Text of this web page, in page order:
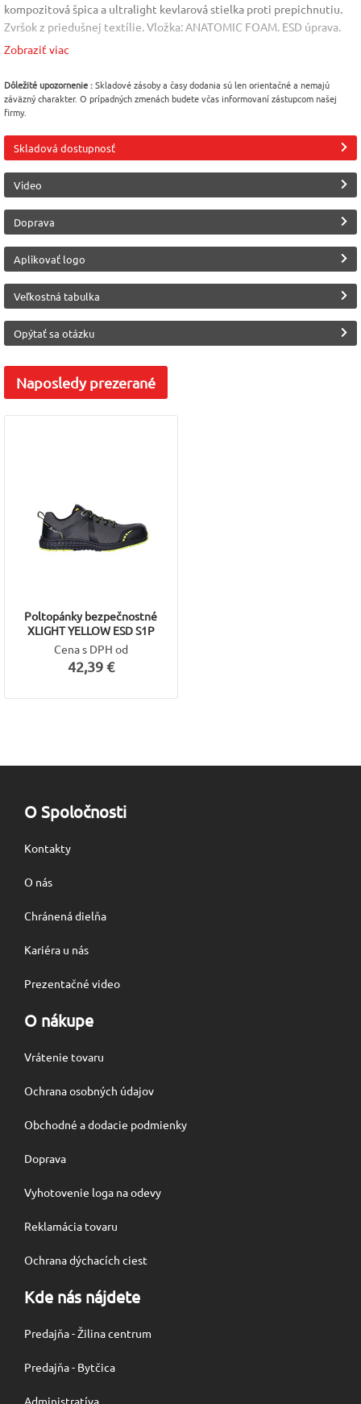
kompozitová špica a ultralight kevlarová stielka proti prepichnutiu.
Zvršok z priedušnej textílie. Vložka: ANATOMIC FOAM. ESD úprava.
Materiál: textília. Podšívka: priedušná textília. Podrážka: vysoko
5-1:2016. Veľkosti: 36 - 48.
Norma
Norma
Vlastnosť
Podrážka
EVA/guma
Veľkosť
Bezpečnostné prvky
proti prepichnutiu
Bezpečnostné prvky
Kompozitová špica
Protišmykovosť
Výrobca
Zvršok obuvi
Textil
Trieda ochrany
S1P
Zobraziť viac
Dôležité upozornenie :Skladové zásoby a časy dodania sú len orientačné a nemajú
záväzný charakter. O prípadných zmenách budete včas informovaní zástupcom našej
firmy.
Skladová dostupnosť
Video
Doprava
Aplikovať logo
Veľkostná tabulka
Opýtať sa otázku
Naposledyprezerané
Poltopánky bezpečnostné
XLIGHT YELLOW ESD S1P
Cena s DPH od
42,39 €
O Spoločnosti
Kontakty
O nás
Chránená dielňa
Kariéra u nás
Prezentačné video
O nákupe
Vrátenie tovaru
Ochrana osobných údajov
Obchodné a dodacie podmienky
Doprava
Vyhotovenie loga na odevy
Reklamácia tovaru
Ochrana dýchacích ciest
Kde nás nájdete
Predajňa - Žilina centrum
Predajňa - Bytčica
Administratíva